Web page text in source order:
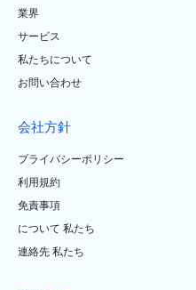
業界
サービス
私たちについて
お問い合わせ
会社方針
プライバシーポリシー
利用規約
免責事項
について 私たち
連絡先 私たち